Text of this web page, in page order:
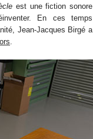
est une fiction sonore
En ces temps
Jean-Jacques Birgé a